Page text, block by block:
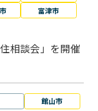
富津市
相談会」を開催
館山市